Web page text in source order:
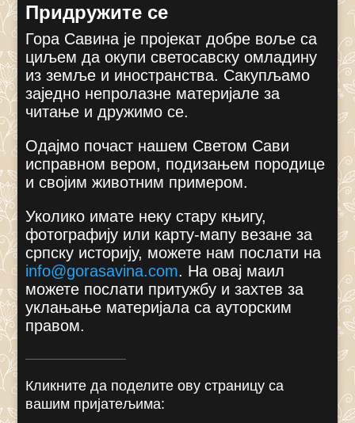
Придружите се
Гора Савина је пројекат добре воље са
циљем да окупи светосавску омладину
из земље и иностранства. Сакупљамо
заједно непролазне материјале за
читање и дружимо се.
Одајмо почаст нашем Светом Сави
исправном вером, подизањем породице
и својим животним примером.
Уколико имате неку стару књигу,
фотографију или карту-мапу везане за
српску историју, можете нам послати на
info@gorasavina.com. На овај маил
можете послати притужбу и захтев за
уклањање материјала са ауторским
правом.
Кликните да поделите ову страницу са
вашим пријатељима: